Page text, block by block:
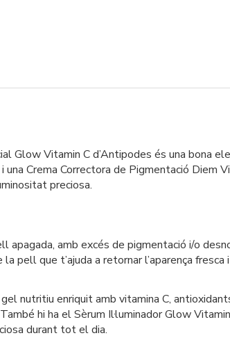
Glow Vitamin C d’Antipodes és una bona
Crema Correctora de Pigmentació Diem
preciosa.
amb excés de pigmentació i/o
que t’ajuda a retornar l’aparença fresca
nutritiu enriquit amb vitamina C,
hi ha el Sèrum Il·luminador Glow
durant tot el dia.